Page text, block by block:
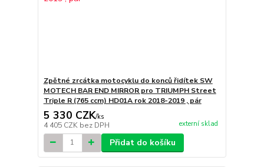
Zpětné zrcátka motocyklu do konců řidítek SW
MOTECH BAR END MIRROR pro TRIUMPH Street
Triple R (765 ccm) HD01A rok 2018-2019 , pár
5 330 CZK/ks
4 405 CZK bez DPH externí sklad
Přidat do košíku